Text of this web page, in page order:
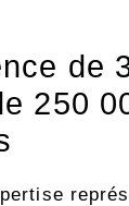
de
250